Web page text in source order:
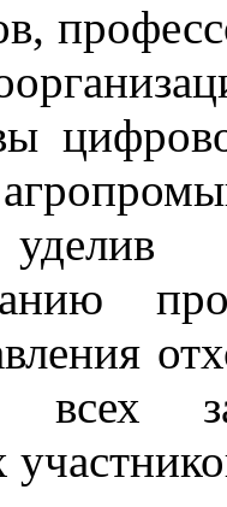
всех